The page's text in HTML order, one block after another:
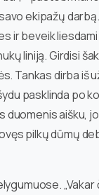
ekipažų
ir beveik
liniją. Girdisi
Tankas dirba iš
pasklinda po
duomenis aišku,
pilkų dūmų